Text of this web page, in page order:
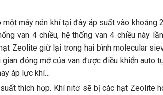
máy nén khí tại đây áp suất vào khoảng
van 4 chiều, hệ thống van 4 chiều này
Zeolite giữ lại trong hai bình molecular
đóng mở của van được điều khiển auto
áp lực khí…
thích hợp. Khí nitơ sẽ bị các hạt Zeolite